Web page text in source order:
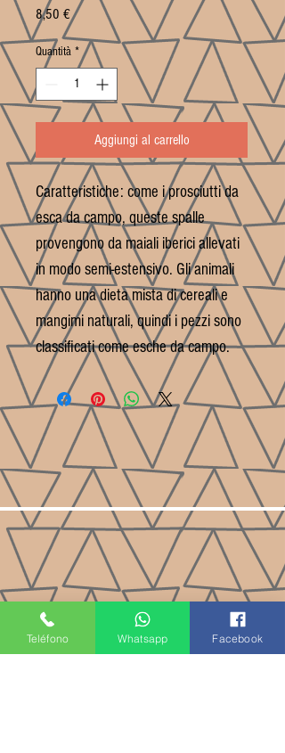
8,50 €Prezzo
Quantità *
Aggiungi al carrello
Caratteristiche: come i prosciutti da
esca da campo, queste spalle
provengono da maiali iberici allevati
in modo semi-estensivo. Gli animali
hanno una dieta mista di cereali e
mangimi naturali, quindi i pezzi sono
classificati come esche da campo.
Teléfono Whatsapp Facebook